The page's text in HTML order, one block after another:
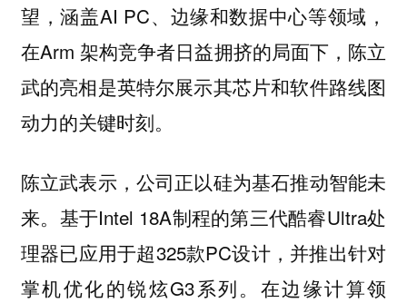
望，涵盖AI PC、边缘和数据中心等领域，
在Arm 架构竞争者日益拥挤的局面下，陈立
武的亮相是英特尔展示其芯片和软件路线图
动力的关键时刻。
陈立武表示，公司正以硅为基石推动智能未
来。基于Intel 18A制程的第三代酷睿Ultra处
理器已应用于超325款PC设计，并推出针对
掌机优化的锐炫G3系列。在边缘计算领